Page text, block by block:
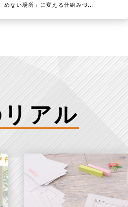
めない場所」に変える仕組みづ...
アル